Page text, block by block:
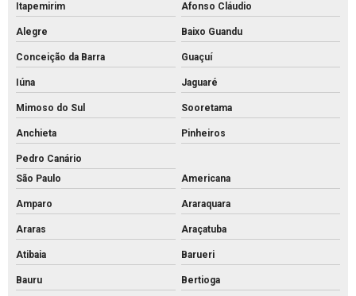
Mourões de concreto para cerca
Palanque de concreto para cerca a venda
Palanque concreto para cerca
Palanque de concreto preço
Palanque de concreto valor
Palanque de concreto a venda
Palanque de concreto
Pavimentação bloco intertravado
Itapemirim Afonso Cláudio
Alegre Baixo Guandu
Conceição da Barra Guaçuí
Iúna Jaguaré
Mimoso do Sul Sooretama
Anchieta Pinheiros
Pedro Canário
São Paulo
Americana
Amparo Araraquara
Araras Araçatuba
Atibaia Barueri
Bauru Bertioga